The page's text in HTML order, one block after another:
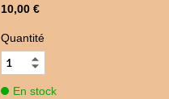
10,00 €
Quantité
En stock